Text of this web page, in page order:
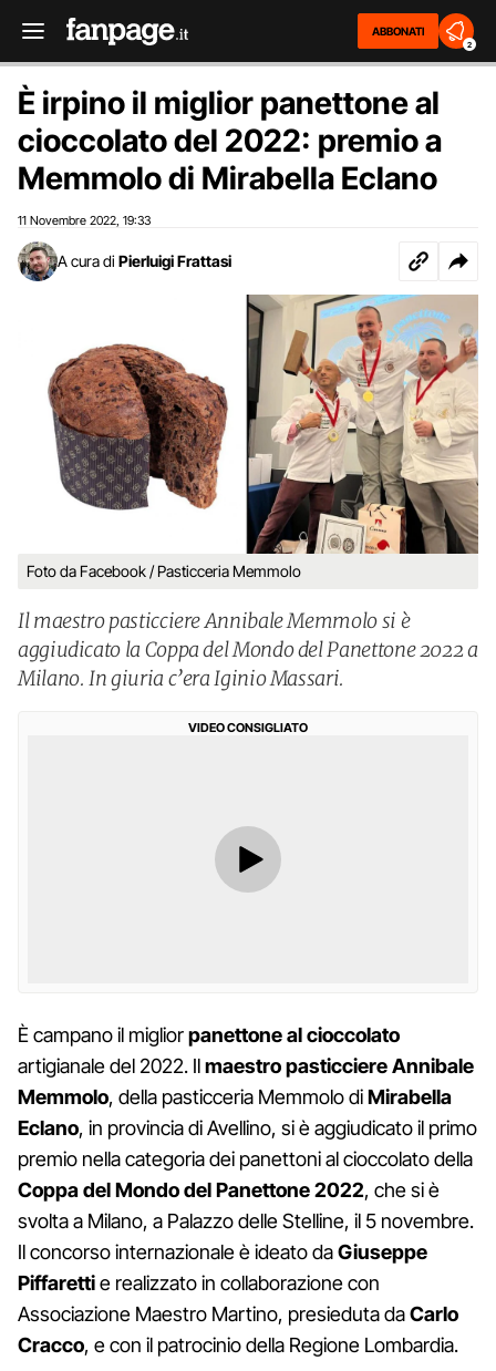
ABBONATI
2
È irpino il miglior panettone al
cioccolato del 2022: premio a
Memmolo di Mirabella Eclano
11 Novembre 2022 19:33
A cura di Pierluigi Frattasi
Foto da Facebook / Pasticceria Memmolo
Il maestro pasticciere Annibale Memmolo si è
aggiudicato la Coppa del Mondo del Panettone 2022 a
Milano. In giuria c’era Iginio Massari.
VIDEO CONSIGLIATO
È campano il migliorpanettone al cioccolato
artigianale del 2022. Ilmaestro pasticciere Annibale
Memmolo, della pasticceria Memmolo diMirabella
Eclano, in provincia di Avellino, si è aggiudicato il primo
premio nella categoria dei panettoni al cioccolato della
Coppa del Mondo del Panettone 2022, che si è
svolta a Milano, a Palazzo delle Stelline, il 5 novembre.
Il concorso internazionale è ideato daGiuseppe
Piffarettie realizzato in collaborazione con
Associazione Maestro Martino, presieduta daCarlo
Cracco, e con il patrocinio della Regione Lombardia.